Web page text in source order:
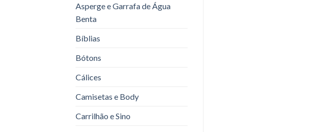
Asperge e Garrafa de Água
Benta
Bíblias
Bótons
Cálices
Camisetas e Body
Carrilhão e Sino